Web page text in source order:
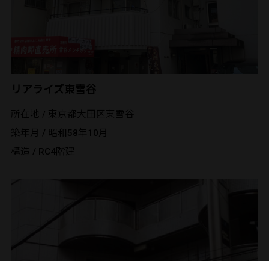
リアライズ東雪谷
所在地 / 東京都大田区東雪谷
築年月 / 昭和58年10月
構造 / RC4階建